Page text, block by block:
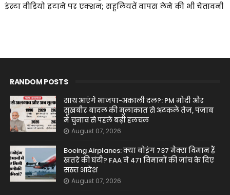
इंस्टा वीडियो हटाने पर एक्शन; सहूलियतें वापस लेने की भी चेतावनी
RANDOM POSTS
साथ आएंगे भाजपा-अकाली दल?: PM मोदी और
सुखबीर बादल की मुलाकात से अटकलें तेज, पंजाब
में चुनाव से पहले बढ़ी हलचल
August 07, 2026
Boeing Airplanes: क्या बोइंग 737 मैक्स विमान हैं
खतरे की घंटी? FAA ने 471 विमानों की जांच के दिए
सख्त आदेश
August 07, 2026